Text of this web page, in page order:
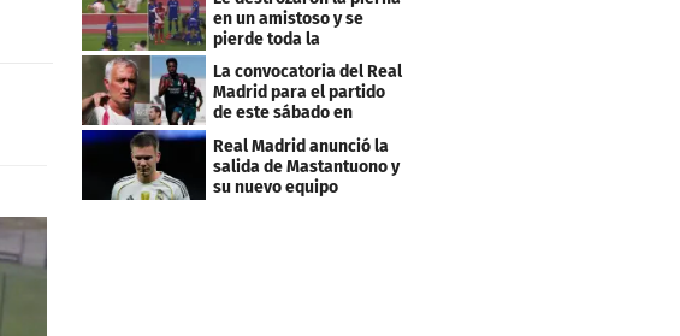
en un amistoso y se
pierde toda la
temporada en LaLiga
La convocatoria del Real
Madrid para el partido
de este sábado en
Budapest
Real Madrid anunció la
salida de Mastantuono y
su nuevo equipo